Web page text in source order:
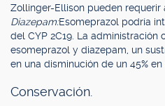
Zollinger-Ellison pueden requerir
Diazepam:Esomeprazol podría
del CYP 2C19. La
esomeprazol y diazepam, un
en una disminución de un 45%
Conservación.